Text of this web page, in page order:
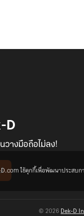
D
วางมือถือไม่ลง!
© 2026 Dek-D
ใช้คุกกี้เพื่อพัฒนาประสบก